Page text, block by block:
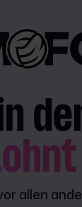
allen